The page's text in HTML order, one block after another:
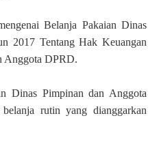
Belanja Pakaian Dinas
2017 Tentang Hak Keuangan
Anggota DPRD.
Dinas Pimpinan dan Anggota
rutin yang dianggarkan